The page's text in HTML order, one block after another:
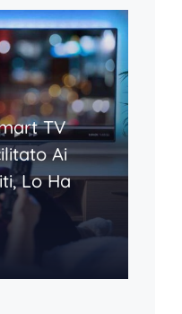
TV
Ai
Lo Ha